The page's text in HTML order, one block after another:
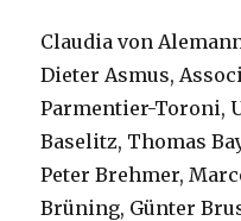
Claudia von
Dieter Asmus,
Parmentier-Toroni,
Baselitz, Thomas
Peter Brehmer,
Brüning, Günter